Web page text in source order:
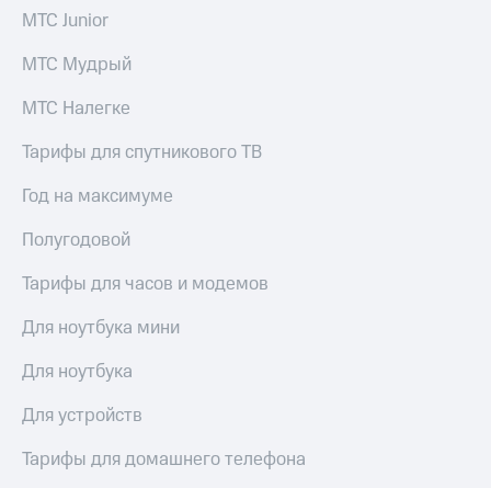
Личный
кабинет
акционера
Акционерный
Контроль
аудит
акций
Описание
приобретения
выкупа
Дивиденды
Рынок
облигаций
Описание
Еврооблигации-2023
МТС Junior
МТС Мудрый
МТС Налегке
Тарифы для спутникового ТВ
Год на максимуме
Полугодовой
Тарифы для часов и модемов
Для ноутбука мини
Для ноутбука
Для устройств
Тарифы для домашнего телефона